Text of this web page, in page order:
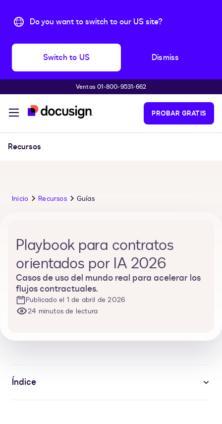
Do you want to switch to our US site?
Switch to US Dismiss
Accede al contenido principalVentas 01-800-9531-662
PROBAR GRATIS
Recursos
Inicio Recursos Guías
Playbook para contratos
orientados por IA 2026
Casos de uso del mundo real para acelerar los
flujos contractuales.
Publicado el 1 de abril de 2026
24 minutos de lectura
Índice